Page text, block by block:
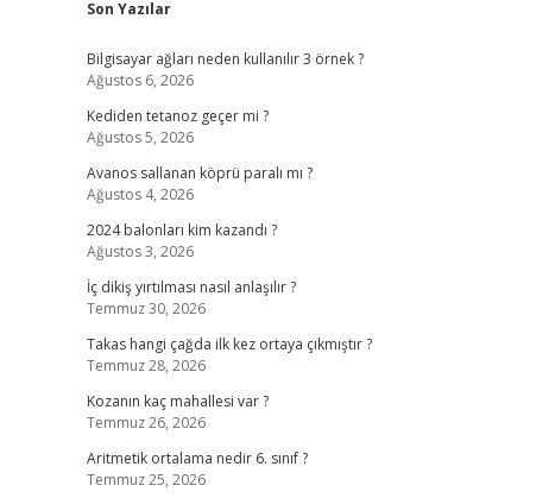
Son Yazılar
Bilgisayar ağları neden kullanılır 3 örnek ?
Ağustos 6, 2026
Kediden tetanoz geçer mi ?
Ağustos 5, 2026
Avanos sallanan köprü paralı mı ?
Ağustos 4, 2026
2024 balonları kim kazandı ?
Ağustos 3, 2026
İç dikiş yırtılması nasıl anlaşılır ?
Temmuz 30, 2026
Takas hangi çağda ilk kez ortaya çıkmıştır ?
Temmuz 28, 2026
Kozanın kaç mahallesi var ?
Temmuz 26, 2026
Aritmetik ortalama nedir 6. sınıf ?
Temmuz 25, 2026